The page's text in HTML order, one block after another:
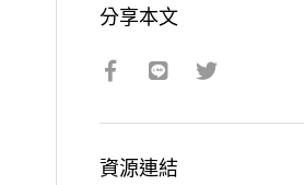
分享本文
資源連結